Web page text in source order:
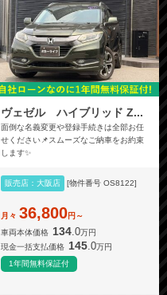
ヴェゼル ハイブリッド Z...
面倒な名義変更や登録手続きは全部お任
せください📌スムーズなご納車をお約束
します✨
販売店：大阪店 [物件番号 OS8122]
月々 36,800円～
車両本体価格 134 .0万円
現金一括支払価格 145.0万円
1年間無料保証付